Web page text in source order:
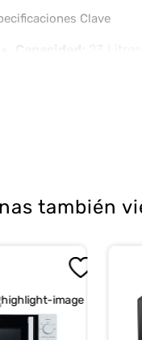
Clave
800 W
Modo ECO:Reduce
Descongelado:
también